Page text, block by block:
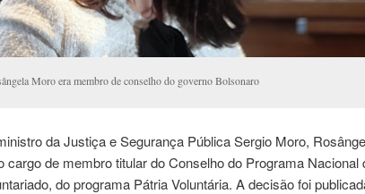
Moro era membro de conselho do governo Bolsonaro
da Justiça e Segurança Pública Sergio Moro,
cargo de membro titular do Conselho do Programa Nacional
do programa Pátria Voluntária. A decisão foi